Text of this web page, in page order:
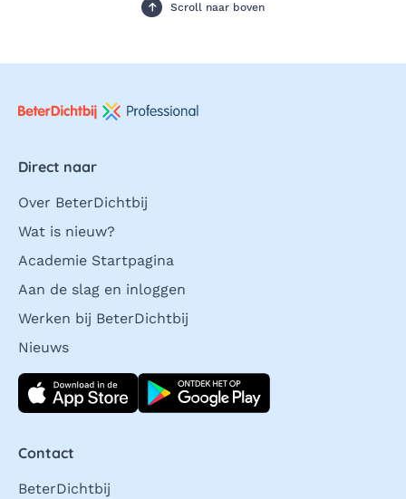
Scroll naar boven
Direct naar
Over BeterDichtbij
Wat is nieuw?
Academie Startpagina
Aan de slag en inloggen
Werken bij BeterDichtbij
Nieuws
Download direct
Contact
BeterDichtbij